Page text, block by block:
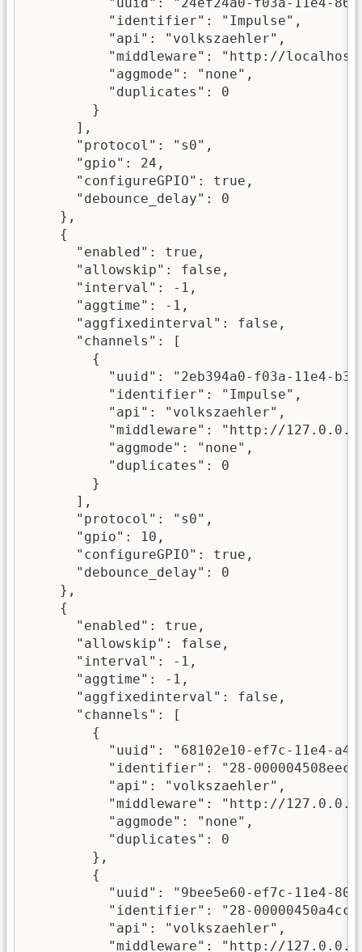
          "identifier": "Impulse",
          "api": "volkszaehler",
"middleware": "http://
          "aggmode": "none",
          "duplicates": 0
        }
      ],
      "protocol": "s0",
      "gpio": 24,
      "configureGPIO": true,
      "debounce_delay": 0
    },
    {
      "enabled": true,
      "allowskip": false,
      "interval": -1,
      "aggtime": -1,
      "aggfixedinterval": false,
      "channels": [
        {
"uuid": "2eb394a0-f03a-11e4-
          "identifier": "Impulse",
          "api": "volkszaehler",
"middleware": "http://
          "aggmode": "none",
          "duplicates": 0
        }
      ],
      "protocol": "s0",
      "gpio": 10,
      "configureGPIO": true,
      "debounce_delay": 0
    },
    {
      "enabled": true,
      "allowskip": false,
      "interval": -1,
      "aggtime": -1,
      "aggfixedinterval": false,
      "channels": [
        {
"uuid": "68102e10-ef7c-11e4-
"identifier": "28-
          "api": "volkszaehler",
"middleware": "http://
          "aggmode": "none",
          "duplicates": 0
        },
        {
"uuid": "9bee5e60-ef7c-11e4-
"identifier": "28-
          "api": "volkszaehler",
"middleware": "http://